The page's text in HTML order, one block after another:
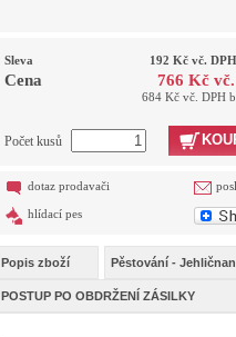
Sleva 192 Kč vč. DPH
Cena 766 Kč
684 Kč vč. DPH
Počet kusů
dotaz prodavači
hlídací pes
Popis zboží Pěstování -
POSTUP PO OBDRŽENÍ ZÁSILKY